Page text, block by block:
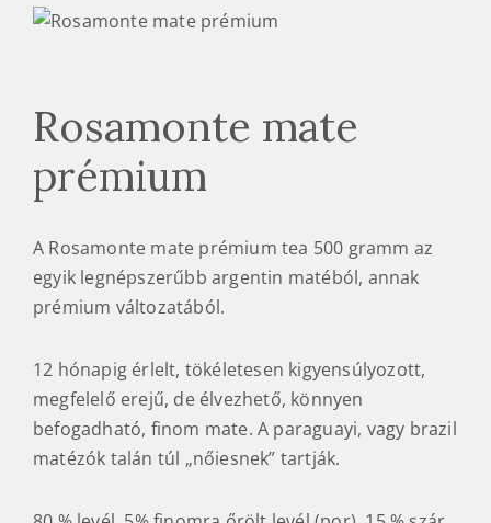
Rosamonte mate
prémium
A Rosamonte mate prémium tea 500 gramm az
egyik legnépszerűbb argentin matéból, annak
prémium változatából.
12 hónapig érlelt, tökéletesen kigyensúlyozott,
megfelelő erejű, de élvezhető, könnyen
befogadható, finom mate. A paraguayi, vagy brazil
matézók talán túl „nőiesnek” tartják.